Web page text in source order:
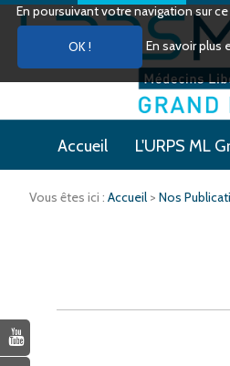
En poursuivant votre navigation sur
En savoir plus
Accueil L'URPS ML
Vous êtes ici : Accueil > Nos